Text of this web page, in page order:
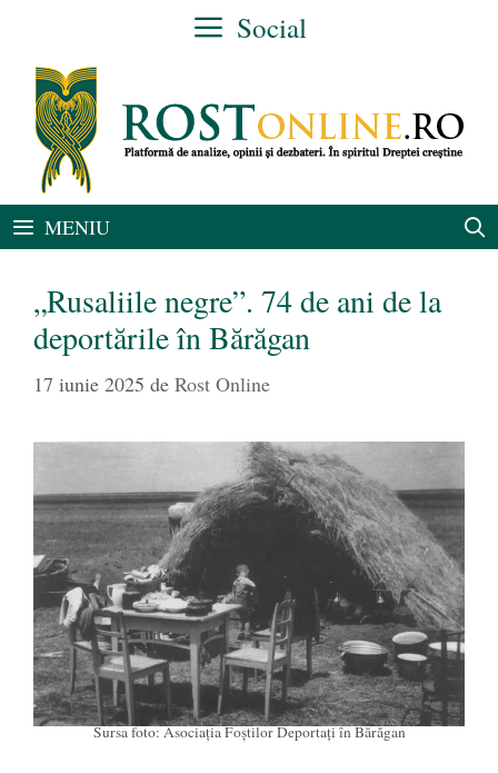
conținut
Social
MENIU
„Rusaliile negre”. 74 de ani de la
deportările în Bărăgan
17 iunie 2025 de Rost Online
Sursa foto: Asociația Foștilor Deportați în Bărăgan